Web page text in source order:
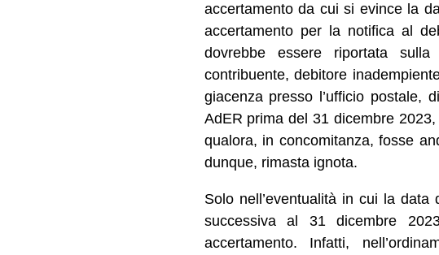
accertamento da cui si evince la
accertamento per la notifica al
dovrebbe essere riportata
contribuente, debitore
giacenza presso l’ufficio postale,
AdER prima del 31 dicembre
qualora, in concomitanza, fosse
dunque, rimasta ignota.
Solo nell’eventualità in cui la data
successiva al 31 dicembre
accertamento. Infatti,